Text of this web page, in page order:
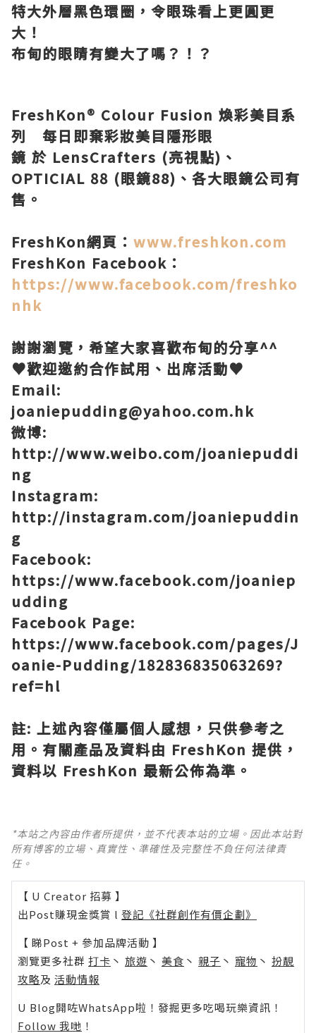
特大外層黑色環圈，令眼珠看上更圓更
大！
布甸的眼睛有變大了嗎？！？
FreshKon® Colour Fusion 煥彩美目系
列 每日即棄彩妝美目隱形眼
鏡 於 LensCrafters (亮視點) 、
OPTICIAL 88 (眼鏡88) 、各大眼鏡公司有
售。
FreshKon網頁： www.freshkon.com
FreshKon Facebook ：
https://www.facebook.com/freshko
nhk
謝謝瀏覽，希望大家喜歡布甸的分享^^
♥歡迎邀約合作試用、出席活動♥
Email:
joaniepudding@yahoo.com.hk
微博:
http://www.weibo.com/joaniepuddi
ng
Instagram:
http://instagram.com/joaniepuddin
g
Facebook:
https://www.facebook.com/joaniep
udding
Facebook Page:
https://www.facebook.com/pages/J
oanie-Pudding/182836835063269?
ref=hl
註: 上述內容僅屬個人感想，只供參考之
用。有關產品及資料由 FreshKon 提供，
資料以 FreshKon 最新公佈為準。
*本站之內容由作者所提供，並不代表本站的立場。因此本站對
所有博客的立場、真實性、準確性及完整性不負任何法律責
任。
【 U Creator 招募 】
出Post賺現金獎賞 l 登記《社群創作有價企劃》
【 睇Post + 參加品牌活動 】
瀏覽更多社群 打卡 丶 旅遊 丶 美食 丶 親子 丶 寵物 丶 扮靚
攻略及 活動情報
U Blog開咗WhatsApp啦！發掘更多吃喝玩樂資訊！
Follow 我哋 ！